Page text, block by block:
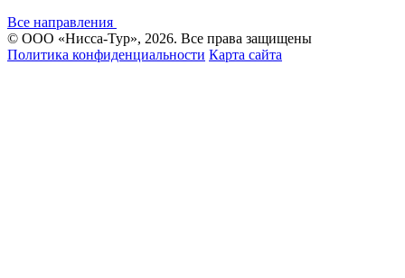
Все направления
© ООО «Нисса-Тур», 2026. Все права защищены
Политика конфиденциальности Карта сайта